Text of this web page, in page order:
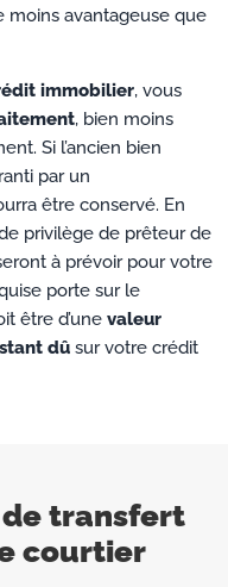
moins avantageuse que
immobilier, vous
, bien moins
Si l’ancien bien
par un
être conservé. En
privilège de prêteur de
à prévoir pour votre
porte sur le
être d’une valeur
dû sur votre crédit
transfert
courtier